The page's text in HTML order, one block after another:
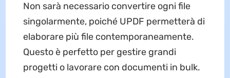
Non sarà necessario convertire ogni file
singolarmente, poiché UPDF permetterà di
elaborare più file contemporaneamente.
Questo è perfetto per gestire grandi
progetti o lavorare con documenti in bulk.